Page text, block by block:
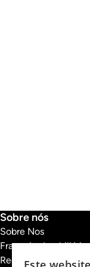
Sobre nós
Sobre Nos
Franquias Imobiliárias
Recrutamento